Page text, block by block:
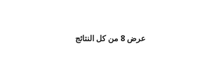
عرض ⁦8⁩ من كل النتائج